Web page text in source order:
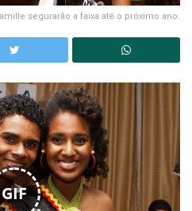
segurarão a faixa até o próximo ano.
GIF